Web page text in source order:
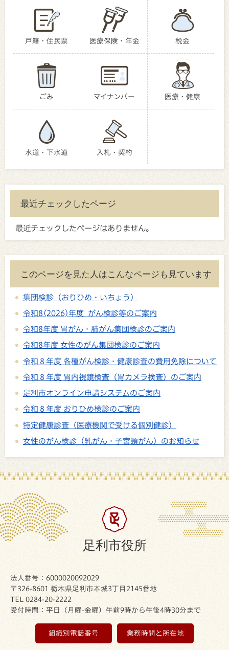
戸籍・住民票 医療保険・年金 税金
ごみ マイナンバー 医療・健康
水道・下水道 入札・契約
最近チェックしたページ
最近チェックしたページはありません。
このページを見た人はこんなページも見ています
集団検診（おりひめ・いちょう）
令和8(2026)年度 がん検診等のご案内
令和8年度 胃がん・肺がん集団検診のご案内
令和8年度 女性のがん集団検診のご案内
令和８年度 各種がん検診・健康診査の費用免除について
令和８年度 胃内視鏡検査（胃カメラ検査）のご案内
足利市オンライン申請システムのご案内
令和８年度 おりひめ検診のご案内
特定健康診査（医療機関で受ける個別健診）
女性のがん検診（乳がん・子宮頸がん）のお知らせ
足利市役所
法人番号：6000020092029
〒326-8601 栃木県足利市本城3丁目2145番地
TEL 0284-20-2222
受付時間：平日（月曜-金曜）午前9時から午後4時30分まで
組織別電話番号 業務時間と所在地